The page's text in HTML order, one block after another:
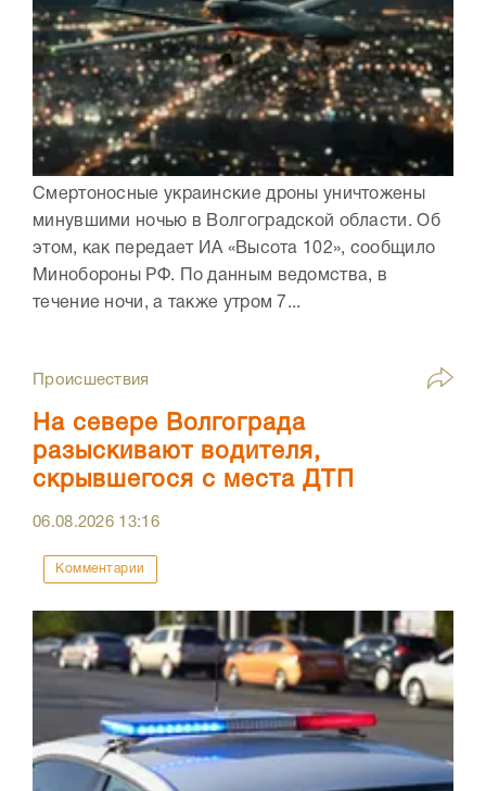
Смертоносные украинские дроны уничтожены
минувшими ночью в Волгоградской области. Об
этом, как передает ИА «Высота 102», сообщило
Минобороны РФ. По данным ведомства, в
течение ночи, а также утром 7...
Происшествия
На севере Волгограда
разыскивают водителя,
скрывшегося с места ДТП
06.08.2026 13:16
Комментарии